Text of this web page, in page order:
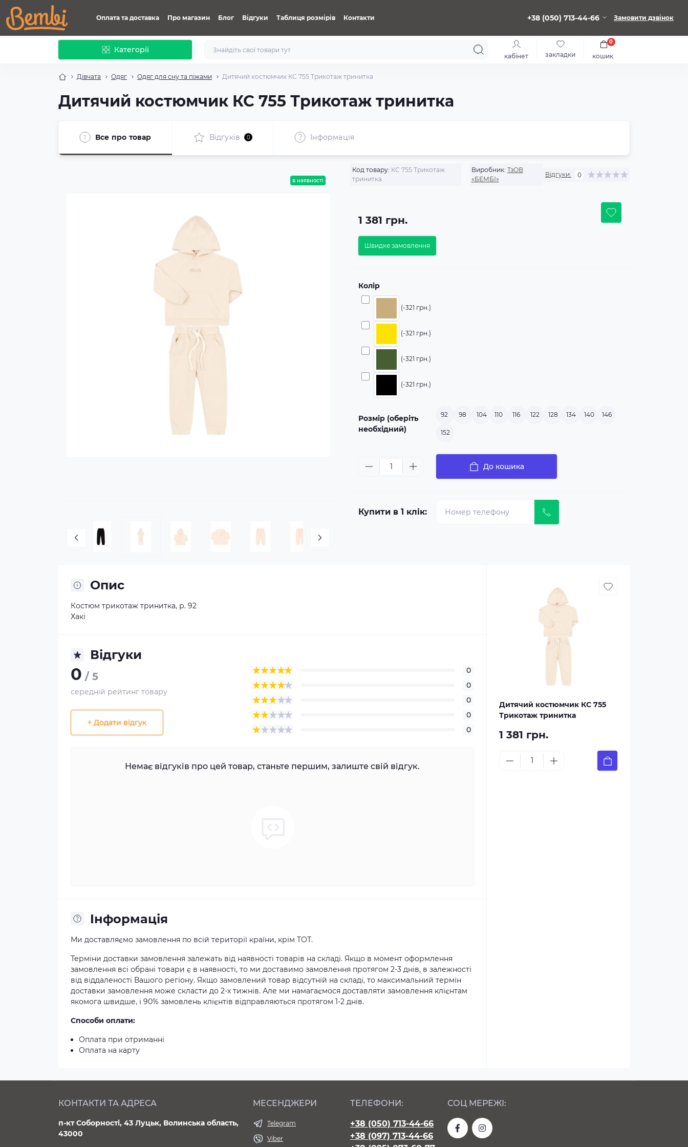
Оплата та доставка Про магазин Блог Відгуки Таблиця розмірів Контакти +38 (050) 713-44-66 Замовити дзвінок
Категорії
кабінет закладки кошик
0
Дівчата Одяг Одяг для сну та піжами Дитячий костюмчик КС 755 Трикотаж тринитка
Дитячий костюмчик КС 755 Трикотаж тринитка
Все про товар Відгуків 0 Iнформація
в наявності
Код товару: КС 755 Трикотаж
тринитка
Виробник: ТзОВ
«БЕМБІ»
Відгуки: 0
1 381 грн.
Швидке замовлення
Колір
(-321 грн.)
(-321 грн.)
(-321 грн.)
(-321 грн.)
Розмір (оберіть
необхідний)
92 98 104 110 116 122 128 134 140 146
152
До кошика
Купити в 1 клік:
Опис
Костюм трикотаж тринитка, р. 92
Хакі
Відгуки
0 / 5
середній рейтинг товару
+ Додати відгук
0
0
0
0
0
Немає відгуків про цей товар, станьте першим, залиште свій відгук.
Iнформація
Ми доставляємо замовлення по всій території країни, крім ТОТ.
Терміни доставки замовлення залежать від наявності товарів на складі. Якщо в момент оформлення
замовлення всі обрані товари є в наявності, то ми доставимо замовлення протягом 2-3 днів, в залежності
від віддаленості Вашого регіону. Якщо замовлений товар відсутній на складі, то максимальний термін
доставки замовлення може скласти до 2-х тижнів. Але ми намагаємося доставляти замовлення клієнтам
якомога швидше, і 90% замовлень клієнтів відправляються протягом 1-2 днів.
Способи оплати:
Оплата при отриманні
Оплата на карту
Дитячий костюмчик КС 755
Трикотаж тринитка
1 381 грн.
КОНТАКТИ ТА АДРЕСА
п-кт Соборності, 43 Луцьк, Волинська область,
43000
МЕСЕНДЖЕРИ
Telegram
Viber
ТЕЛЕФОНИ:
+38 (050) 713-44-66
+38 (097) 713-44-66
СОЦ МЕРЕЖІ: